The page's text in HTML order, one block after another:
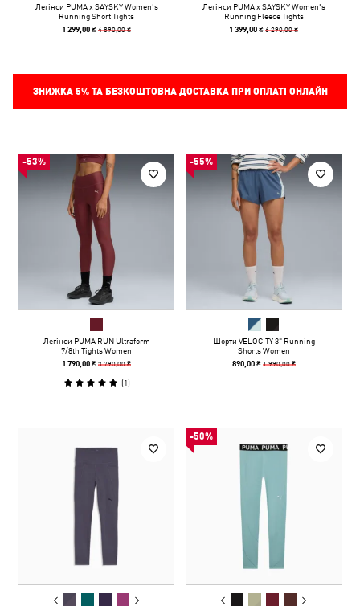
Легінси PUMA x SAYSKY Women's
Running Short Tights
1 299,00 ₴4 890,00 ₴
Легінси PUMA x SAYSKY Women's
Running Fleece Tights
1 399,00 ₴6 290,00 ₴
ЗНИЖКА 5%ТА БЕЗКОШТОВНА ДОСТАВКА ПРИ ОПЛАТІ ОНЛАЙН
-53%
Легінси PUMA RUN Ultraform
7/8th Tights Women
1 790,00 ₴3 790,00 ₴
(1)
-55%
Шорти VELOCITY 3" Running
Shorts Women
890,00 ₴ 1 990,00 ₴
-50%